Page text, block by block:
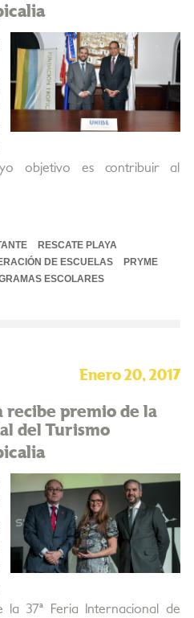
objetivo es contribuir al
RESCATE PLAYA
DE ESCUELAS
PRYME
ESCOLARES
Enero 20, 2017
recibe premio de la
del Turismo
la 37ª Feria Internacional de